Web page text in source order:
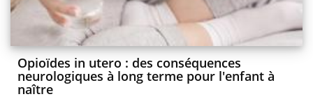
Opioïdes in utero : des conséquences
neurologiques à long terme pour l'enfant à
naître